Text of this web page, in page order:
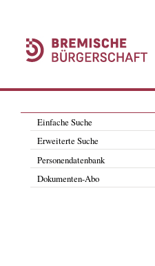
Einfache Suche
Erweiterte Suche
Personendatenbank
Dokumenten-Abo